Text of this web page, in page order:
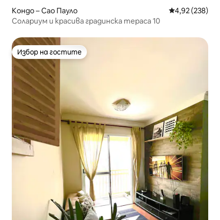
Кондо – Сао Пауло Средна
4,92 (238)
Солариум и красива градинска тераса 10
Избор на гостите
Избор на гостите